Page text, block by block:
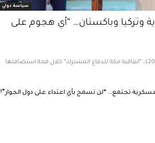
سياسة دولي
وتركيا وباكستان… “أي هجوم على
وقعت السعودية وتركيا وباكستان، اليوم الجمعة، (7 آب 2026)، “اتفاقية مكة للدفاع المشترك” خلال قمة استضافتها
تجتمع… “لن نسمح بأي اعتداء على دول الجوار”!